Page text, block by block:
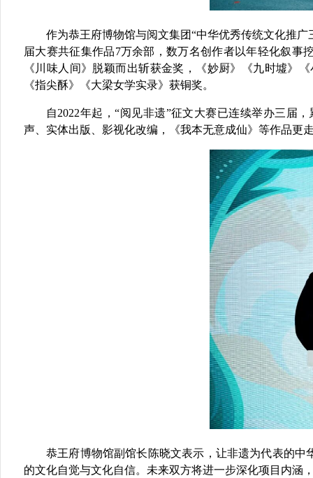
作为恭王府博物馆与阅文集团“中华优秀传统文化推广
届大赛共征集作品7万余部 ，数万名创作者以年轻化叙事
《川味人间》脱颖而出斩获金奖，《妙厨》《九时墟》
《指尖酥》《大梁女学实录》获铜奖。
自2022年起，“阅见非遗”征文大赛已连续举办三届，
声、实体出版、影视化改编，《我本无意成仙》等作品更
恭王府博物馆副馆长 陈晓文表示，让非遗为代表的中
的文化自觉与文化自信。未来双方将进一步深化项目内涵